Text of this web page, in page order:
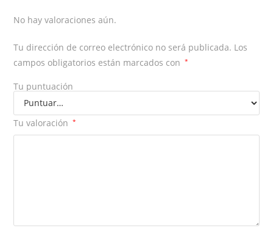
No hay valoraciones aún.
Tu dirección de correo electrónico no será publicada. Los
campos obligatorios están marcados con
*
Tu puntuación
Tu valoración *